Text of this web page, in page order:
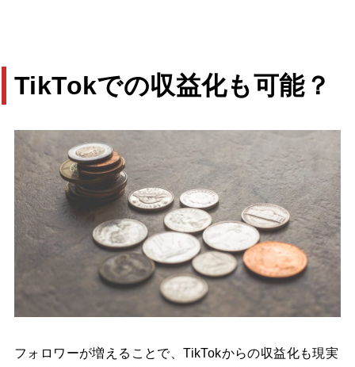
TikTokでの収益化も可能？
フォロワーが増えることで、TikTokからの収益化も現実